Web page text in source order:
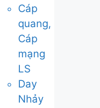
Cáp
quang,
Cáp
mạng
LS
Day
Nhảy